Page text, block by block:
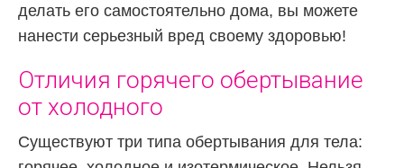
делать его самостоятельно дома, вы можете
нанести серьезный вред своему здоровью!
Отличия горячего обертывание
от холодного
Существуют три типа обертывания для тела: